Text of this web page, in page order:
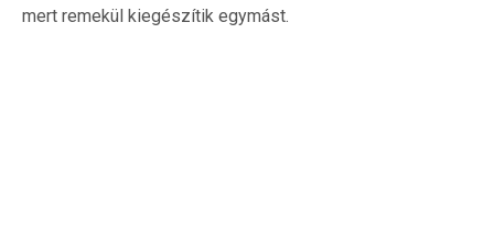
mert remekül kiegészítik egymást.